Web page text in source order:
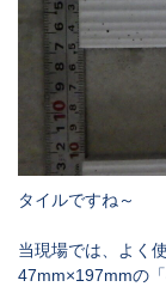
タイルですね～
当現場では、よく
47mm×197mmの